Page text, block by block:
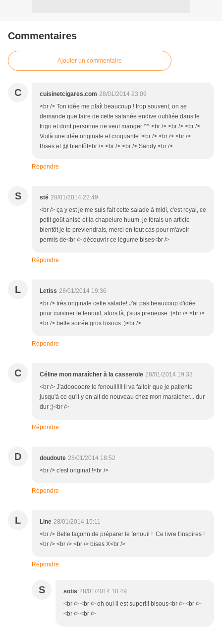
Commentaires
Ajouter un commentaire
C cuisinetcigares.com 28/01/2014 23:09
<br /> Ton idée me plaît beaucoup ! trop souvent, on se
demande que faire de cette satanée endive oubliée dans le
frigo et dont personne ne veut manger ^^ <br /> <br /> <br />
Voilà une idée originale et croquante !<br /> <br /> <br />
Bises et @ bientôt<br /> <br /> <br /> Sandy <br />
Répondre
S sté 28/01/2014 22:49
<br /> ça y est je me suis fait cette salade à midi, c'est royal, ce
petit goût anisé et la chapelure huum, je ferais un article
bientôt je te previendrais, merci en tout cas pour m'avoir
permis de<br /> découvrir ce légume bises<br />
Répondre
L Letiss 28/01/2014 19:36
<br /> très originale cette salade! J'ai pas beaucoup d'idée
pour cuisiner le fenouil, alors là, j'suis preneuse :)<br /> <br />
<br /> belle soirée gros bisous :)<br />
Répondre
C Céline mon maraîcher à la casserole 28/01/2014 19:33
<br /> J'adooooore le fenouil!!!! Il va falloir que je patiente
jusqu'à ce qu'il y en ait de nouveau chez mon maraicher... dur
dur ;)<br />
Répondre
D doudoute 28/01/2014 18:52
<br /> c'est original !<br />
Répondre
L Line 28/01/2014 15:11
<br /> Belle façonn de préparer le fenouil ! Ce livre t'inspires !
<br /> <br /> <br /> bises X<br />
Répondre
S sotis 28/01/2014 18:49
<br /> <br /> oh oui il est super!!! bisous<br /> <br />
<br /> <br />